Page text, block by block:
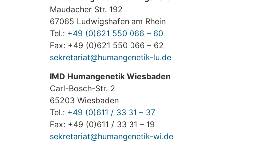
Maudacher Str. 192
67065 Ludwigshafen am Rhein
Tel.: +49 (0)621 550 066 – 60
Fax: +49 (0)621 550 066 – 62
sekretariat@humangenetik-lu.de
IMD Humangenetik Wiesbaden
Carl-Bosch-Str. 2
65203 Wiesbaden
Tel.: +49 (0)611 / 33 31 – 37
Fax: +49 (0)611 / 33 31 – 19
sekretariat@humangenetik-wi.de